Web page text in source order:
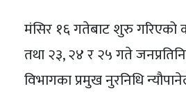
मंसिर १६ गतेबाट शुरु गरिएको
तथा २३, २४ र २५ गते
विभागका प्रमुख नुरनिधि